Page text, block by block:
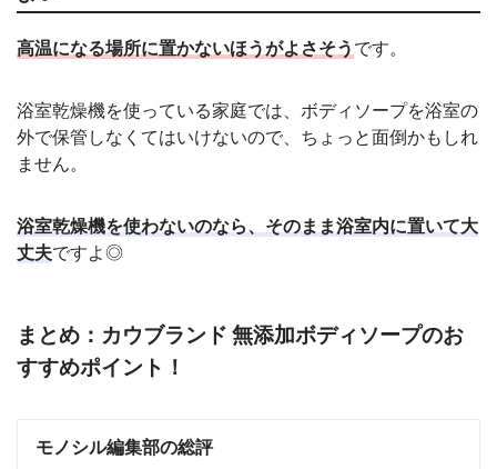
高温になる場所に置かないほうがよさそう です。
浴室乾燥機を使っている家庭では、ボディソープを浴室の
外で保管しなくてはいけないので、ちょっと面倒かもしれ
ません。
浴室乾燥機を使わないのなら、そのまま浴室内に置いて大
丈夫ですよ◎
まとめ：カウブランド 無添加ボディソープのお
すすめポイント！
モノシル編集部の総評